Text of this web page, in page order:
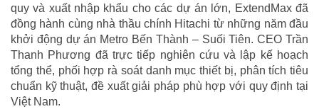
quy và xuất nhập khẩu cho các dự án lớn, ExtendMax đã
đồng hành cùng nhà thầu chính Hitachi từ những năm đầu
khởi động dự án Metro Bến Thành – Suối Tiên. CEO Trần
Thanh Phương đã trực tiếp nghiên cứu và lập kế hoạch
tổng thể, phối hợp rà soát danh mục thiết bị, phân tích tiêu
chuẩn kỹ thuật, đề xuất giải pháp phù hợp với quy định tại
Việt Nam.